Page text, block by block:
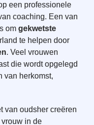
een professionele
coaching. Een van
omgekwetste
te helpen door
. Veel vrouwen
die wordt opgelegd
van herkomst,
van oudsher creëren
in de